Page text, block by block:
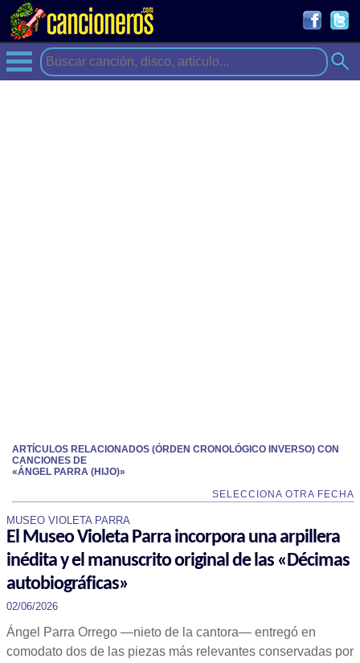
ARTÍCULOS RELACIONADOS (ÓRDEN CRONOLÓGICO INVERSO) CON
CANCIONES DE
«ÁNGEL PARRA (HIJO)»
SELECCIONA OTRA FECHA
MUSEO VIOLETA PARRA
El Museo Violeta Parra incorpora una arpillera
inédita y el manuscrito original de las «Décimas
autobiográficas»
02/06/2026
Ángel Parra Orrego —nieto de la cantora— entregó en
comodato dos de las piezas más relevantes conservadas por